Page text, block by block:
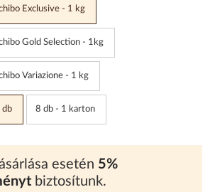
Exclusive - 1 kg
Gold Selection - 1kg
Variazione - 1 kg
db 8 db - 1 karton
esetén 5%
biztosítunk.